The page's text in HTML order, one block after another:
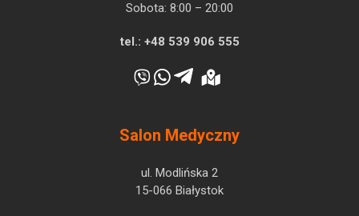
Sobota: 8:00 – 20:00
tel.: +48 539 906 555
Salon Medyczny
ul. Modlińska 2
15-066 Białystok